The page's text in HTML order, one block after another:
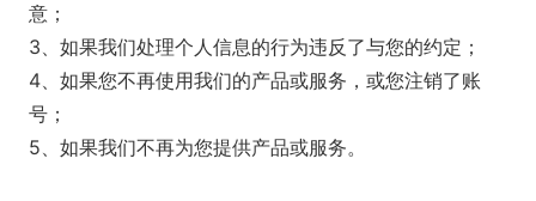
意；
3、如果我们处理个人信息的行为违反了与您的约定；
4、如果您不再使用我们的产品或服务，或您注销了账
号；
5、如果我们不再为您提供产品或服务。